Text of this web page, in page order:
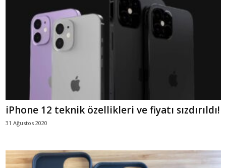
iPhone 12 teknik özellikleri ve fiyatı sızdırıldı!
31 Ağustos 2020